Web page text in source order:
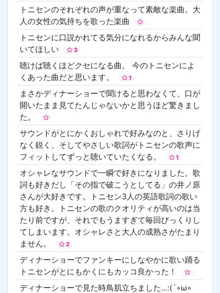
トニセンのそれぞれの声が重なって素敵な楽曲。大
人の女性の気持ちを歌った楽曲
トニセンに口説かれてる気分になれるからみんな聞
いてほしい
3
聴けば聴くほどクセになる曲。 今のトニセンによ
くあった曲だと思います。
1
まさかディナーショーで聞けると思わなくて、口が
開いたまま見てたんじゃないかと思うほど驚きまし
た。
サウンドがとにかくおしゃれで好みなのと、さりげ
なく鋭く、そしてやさしい歌詞がトニセンの歌声に
フィットしてずっと聴いていたくなる。
1
オシャレなサウンドで一瞬で好きになりました。歌
詞も好きだし「その指で破こうとしてる」の井ノ原
さんが大好きです。トニセン3人の英語歌詞の歌い
方も好き。トニセンの歌のクオリティが高いのは当
たり前ですが、それでもうますぎて毎回びっくりし
てしまいます。オシャレさと大人の成熟さがたまり
ません。
2
ディナーショーでファンキーにしなやかに歌い踊る
トニセンがとにもかくにもカッコ良かった！
ディナーショーで見た時鳥肌立ちました…:(´◦ω◦